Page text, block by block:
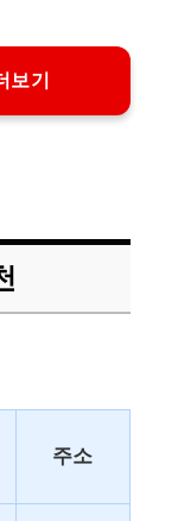
보기
주소